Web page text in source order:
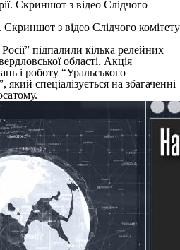
з відео Слідчого комітету
підпалили кілька релейних
області. Акція
і роботу “Уральського
який спеціалізується на збагаченні